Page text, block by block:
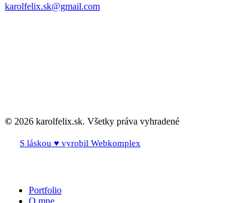
karolfelix.sk@gmail.com
© 2026 karolfelix.sk. Všetky práva vyhradené
S láskou ♥ vyrobil Webkomplex
Close
Menu
Portfolio
O mne